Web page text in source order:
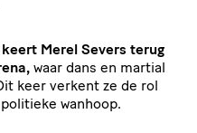
Merel Severs terug
waar dans en martial
keer verkent ze de rol
wanhoop.